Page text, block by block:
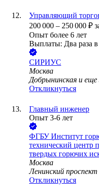
Управляющий
200 000 – 250 000 ₽
Опыт более 6 лет
Выплаты: Два раза в
СИРИУС
Москва
Добрынинская и еще
Откликнуться
Главный инженер
Опыт 3-6 лет
ФГБУ Институт
технический центр
твердых горючих
Москва
Ленинский проспект
Откликнуться